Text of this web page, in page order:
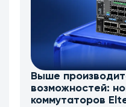
Выше
возможностей:
коммутаторов